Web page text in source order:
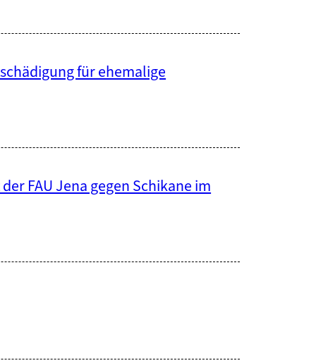
für ehemalige
FAU Jena gegen Schikane im